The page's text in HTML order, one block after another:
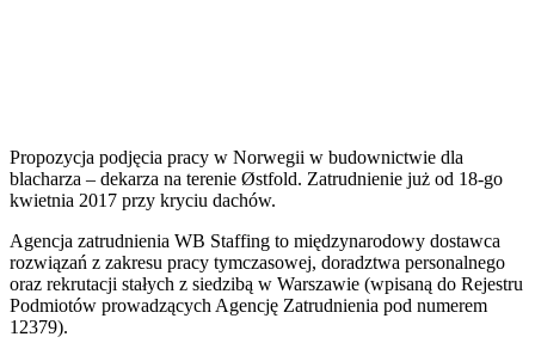
Propozycja podjęcia pracy w Norwegii w budownictwie dla
blacharza – dekarza na terenie Østfold. Zatrudnienie już od 18-go
kwietnia 2017 przy kryciu dachów.
Agencja zatrudnienia WB Staffing to międzynarodowy dostawca
rozwiązań z zakresu pracy tymczasowej, doradztwa personalnego
oraz rekrutacji stałych z siedzibą w Warszawie (wpisaną do Rejestru
Podmiotów prowadzących Agencję Zatrudnienia pod numerem
12379).